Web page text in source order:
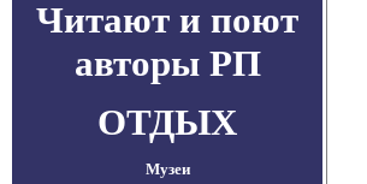
Читают и поют
авторы РП
ОТДЫХ
Музеи